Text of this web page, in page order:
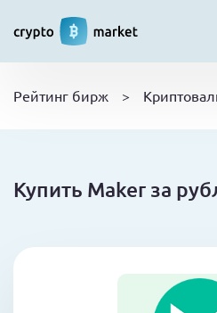
ТОП
Рейтинг бирж >
Купить Maker за